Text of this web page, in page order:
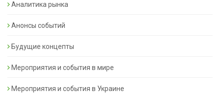
Аналитика рынка
Анонсы событий
Будущие концепты
Мероприятия и события в мире
Мероприятия и события в Украине